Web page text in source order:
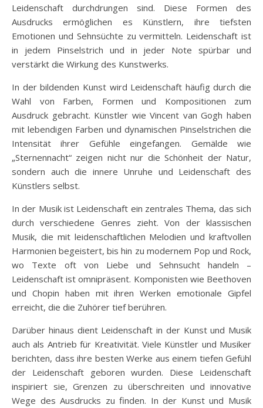
Leidenschaft durchdrungen sind. Diese Formen des
Ausdrucks ermöglichen es Künstlern, ihre tiefsten
Emotionen und Sehnsüchte zu vermitteln. Leidenschaft ist
in jedem Pinselstrich und in jeder Note spürbar und
verstärkt die Wirkung des Kunstwerks.
In der bildenden Kunst wird Leidenschaft häufig durch die
Wahl von Farben, Formen und Kompositionen zum
Ausdruck gebracht. Künstler wie Vincent van Gogh haben
mit lebendigen Farben und dynamischen Pinselstrichen die
Intensität ihrer Gefühle eingefangen. Gemälde wie
„Sternennacht“ zeigen nicht nur die Schönheit der Natur,
sondern auch die innere Unruhe und Leidenschaft des
Künstlers selbst.
In der Musik ist Leidenschaft ein zentrales Thema, das sich
durch verschiedene Genres zieht. Von der klassischen
Musik, die mit leidenschaftlichen Melodien und kraftvollen
Harmonien begeistert, bis hin zu modernem Pop und Rock,
wo Texte oft von Liebe und Sehnsucht handeln –
Leidenschaft ist omnipräsent. Komponisten wie Beethoven
und Chopin haben mit ihren Werken emotionale Gipfel
erreicht, die die Zuhörer tief berühren.
Darüber hinaus dient Leidenschaft in der Kunst und Musik
auch als Antrieb für Kreativität. Viele Künstler und Musiker
berichten, dass ihre besten Werke aus einem tiefen Gefühl
der Leidenschaft geboren wurden. Diese Leidenschaft
inspiriert sie, Grenzen zu überschreiten und innovative
Wege des Ausdrucks zu finden. In der Kunst und Musik